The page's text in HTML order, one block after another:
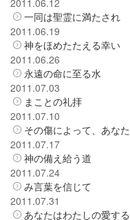
一同は聖霊に満たされ
2011.06.19
神をほめたたえる幸い
2011.06.26
永遠の命に至る水
2011.07.03
まことの礼拝
2011.07.10
その傷によって、あな
2011.07.17
神の備え給う道
2011.07.24
み言葉を信じて
2011.07.31
あなたはわたしの愛す